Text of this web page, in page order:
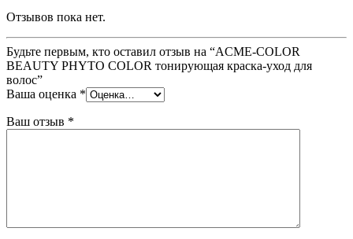
Отзывов пока нет.
Будьте первым, кто оставил отзыв на “ACME-COLOR
BEAUTY PHYTO COLOR тонирующая краска-уход для
волос”
Ваша оценка *
Ваш отзыв *